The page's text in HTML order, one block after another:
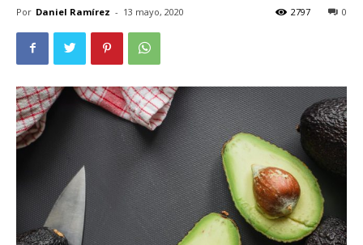
Por Daniel Ramírez - 13 mayo, 2020 0
2797